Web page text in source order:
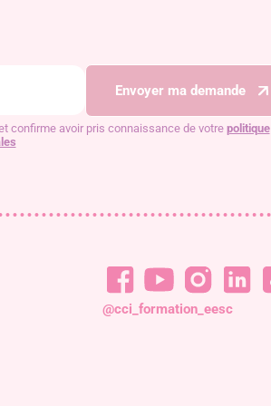
Envoyer ma demande
confirme avoir pris connaissance de votre politique
@cci_formation_eesc